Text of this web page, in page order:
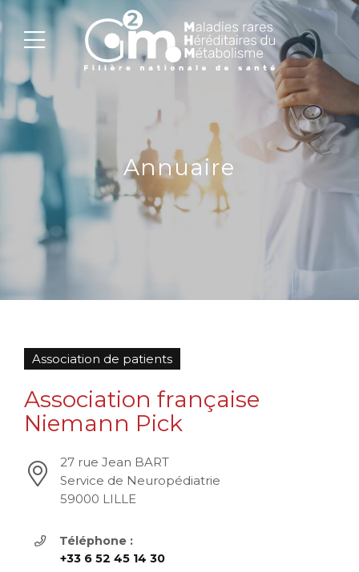
Annuaire
Association de patients
Association française
Niemann Pick
27 rue Jean BART
Service de Neuropédiatrie
59000 LILLE
Téléphone :
+33 6 52 45 14 30